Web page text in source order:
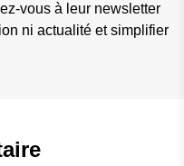
vous à leur newsletter
ni actualité et simplifier